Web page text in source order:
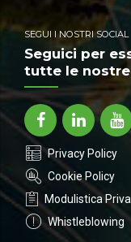
SEGUI I NOSTRI SOCIAL
Seguici per
tutte le
Privacy Policy
Cookie Policy
Modulistica
Whistleblowing